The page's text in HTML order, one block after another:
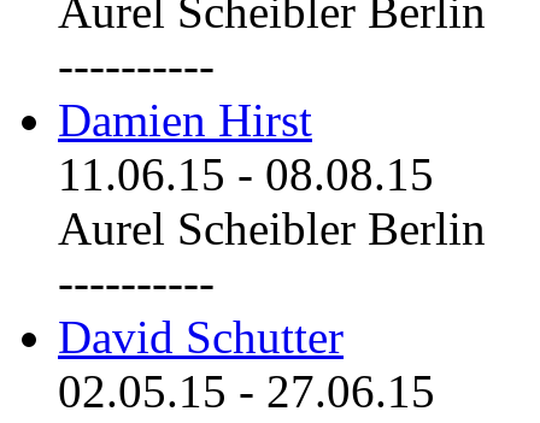
Aurel Scheibler Berlin
----------
Damien Hirst
11.06.15 - 08.08.15
Aurel Scheibler Berlin
----------
David Schutter
02.05.15 - 27.06.15